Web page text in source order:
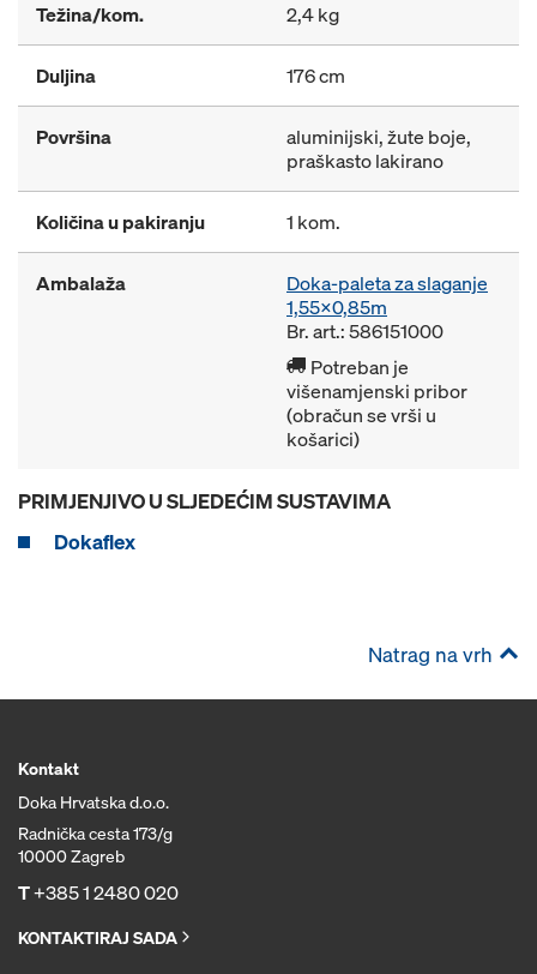
Težina/kom. 2,4 kg
Duljina 176 cm
Površina
aluminijski, žute boje,
praškasto lakirano
Količina u pakiranju 1 kom.
Ambalaža
Doka-paleta za slaganje
1,55x0,85m
Br. art.: 586151000
Potreban je
višenamjenski pribor
(obračun se vrši u
košarici)
PRIMJENJIVO U SLJEDEĆIM SUSTAVIMA
Dokaflex
Natrag na vrh
Kontakt
Doka Hrvatska d.o.o.
Radnička cesta 173/g
10000 Zagreb
T+385 1 2480 020
KONTAKTIRAJ SADA